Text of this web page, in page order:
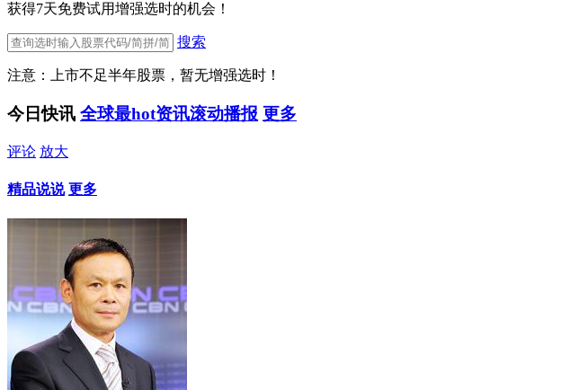
获得7天免费试用增强选时的机会！
搜索
注意：上市不足半年股票，暂无增强选时！
今日快讯 全球最hot资讯滚动播报 更多
评论 放大
精品说说 更多